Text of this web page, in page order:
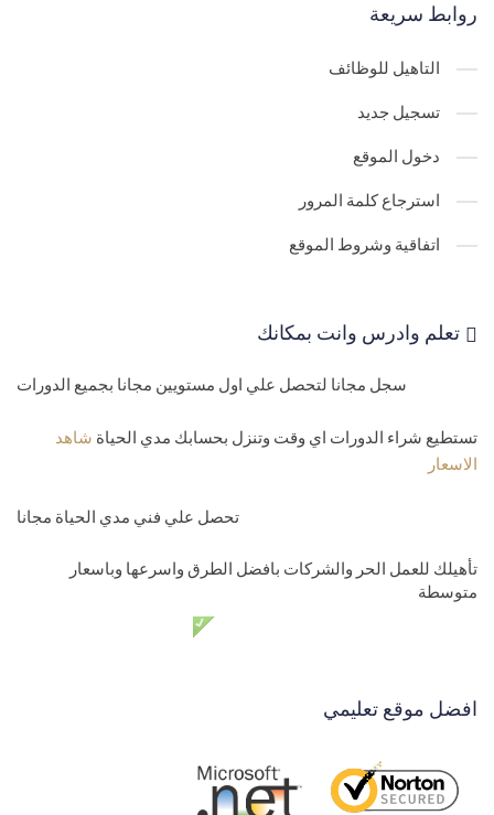
روابط سريعة
التاهيل للوظائف
تسجيل جديد
دخول الموقع
استرجاع كلمة المرور
اتفاقية وشروط الموقع
تعلم وادرس وانت بمكانك
سجل مجانا لتحصل علي اول مستويين مجانا بجميع الدورات
تستطيع شراء الدورات اي وقت وتنزل بحسابك مدي الحياة شاهد
الاسعار
تحصل علي فني مدي الحياة مجانا
تأهيلك للعمل الحر والشركات بافضل الطرق واسرعها وباسعار
متوسطة
افضل موقع تعليمي